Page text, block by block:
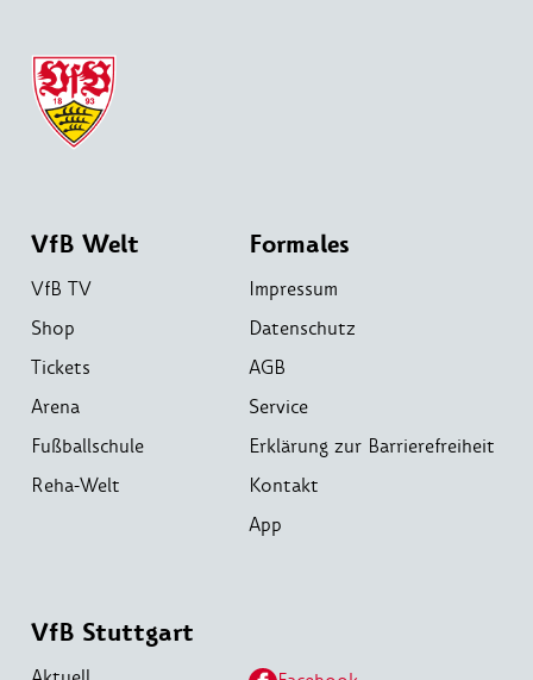
VfB Welt
VfB TV
Shop
Tickets
Arena
Fußballschule
Reha-Welt
Formales
Impressum
Datenschutz
AGB
Service
Erklärung zur Barrierefreiheit
Kontakt
App
VfB Stuttgart